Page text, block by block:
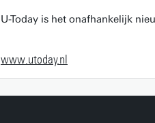
U-Today is het onafhankelijk
www.utoday.nl